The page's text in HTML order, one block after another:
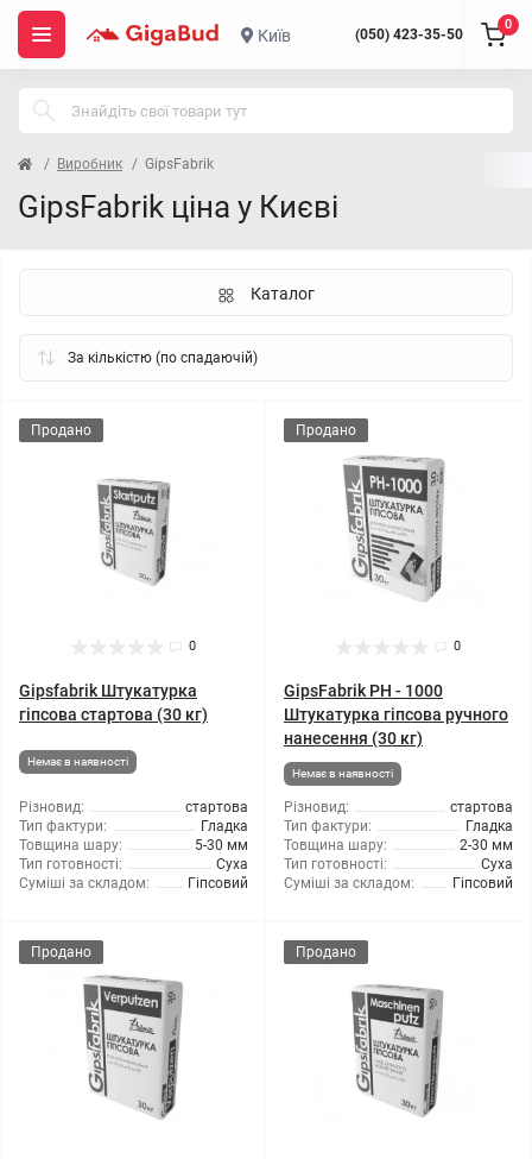
Київ (050) 423-35-50
0
Виробник GipsFabrik
GipsFabrik ціна у Києві
Каталог
Продано
0
Gipsfabrik Штукатурка
гіпсова стартова (30 кг)
Немає в наявності
Різновид:
стартова
Тип фактури:
Гладка
Товщина шару:
5-30 мм
Тип готовності:
Суха
Суміші за складом:
Гіпсовий
Продано
0
GipsFabrik РН - 1000
Штукатурка гіпсова ручного
нанесення (30 кг)
Немає в наявності
Різновид:
стартова
Тип фактури:
Гладка
Товщина шару:
2-30 мм
Тип готовності:
Суха
Суміші за складом:
Гіпсовий
Продано Продано